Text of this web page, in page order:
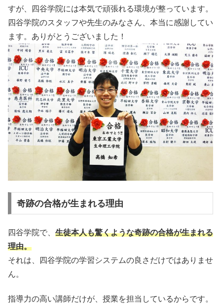
すが、四谷学院には本気で頑張れる環境が整っています。
四谷学院のスタッフや先生のみなさん、本当に感謝してい
ます。ありがとうございました！
奇跡の合格が生まれる理由
四谷学院で、 生徒本人も驚くような奇跡の合格が生まれる
理由。
それは、四谷学院の学習システムの良さだけではありませ
ん。
指導力の高い講師だけが、授業を担当しているからです。